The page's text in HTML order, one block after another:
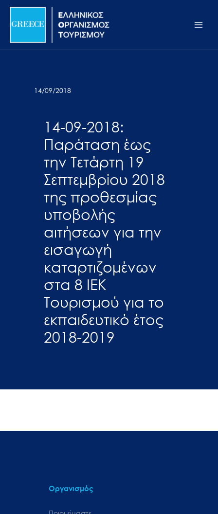
Σημείωση:
ιστότοπος
προσβασιμότητας.
Μετάβαση
περιεχόμενο
14/09/2018
14-09-2018:
Παράταση έως
την Τετάρτη 19
Σεπτεμβρίου 2018
της προθεσμίας
υποβολής
αιτήσεων για την
εισαγωγή
καταρτιζομένων
στα 8 ΙΕΚ
Τουρισμού για το
εκπαιδευτικό έτος
2018-2019
Οργανισμός